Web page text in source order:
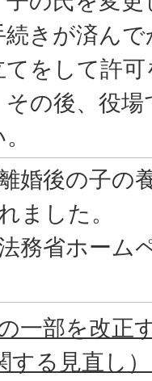
続きが済ん
てをして許
その後、役
婚後の子の
ました。
務省ホーム
一部を改正
する見直し